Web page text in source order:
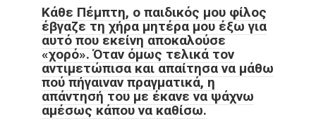
Κάθε Πέμπτη, ο παιδικός μου φίλος
έβγαζε τη χήρα μητέρα μου έξω για
αυτό που εκείνη αποκαλούσε
«χορό». Όταν όμως τελικά τον
αντιμετώπισα και απαίτησα να μάθω
πού πήγαιναν πραγματικά, η
απάντησή του με έκανε να ψάχνω
αμέσως κάπου να καθίσω.